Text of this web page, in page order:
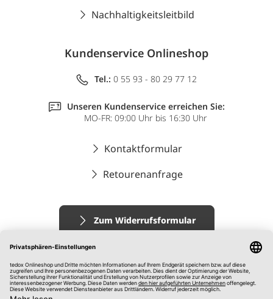
Nachhaltigkeitsleitbild
Kundenservice Onlineshop
Tel.: 0 55 93 - 80 29 77 12
Unseren Kundenservice erreichen Sie:
MO-FR: 09:00 Uhr bis 16:30 Uhr
Kontaktformular
Retourenanfrage
Zum Widerrufsformular
Impressum
AGB